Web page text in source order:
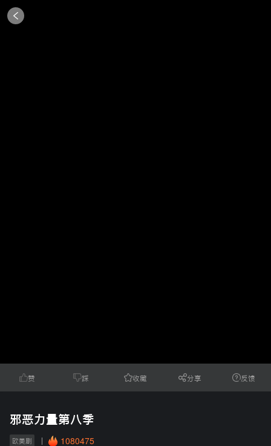
赞 踩 收藏 分享 反馈
邪恶力量第八季
欧美剧 1080475